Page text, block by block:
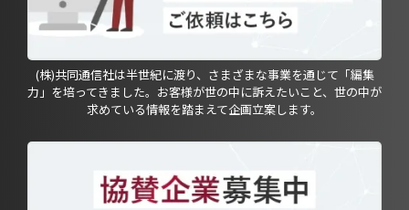
(株)共同通信社は半世紀に渡り、さまざまな事業を通じて「編集
力」を培ってきました。お客様が世の中に訴えたいこと、世の中が
求めている情報を踏まえて企画立案します。